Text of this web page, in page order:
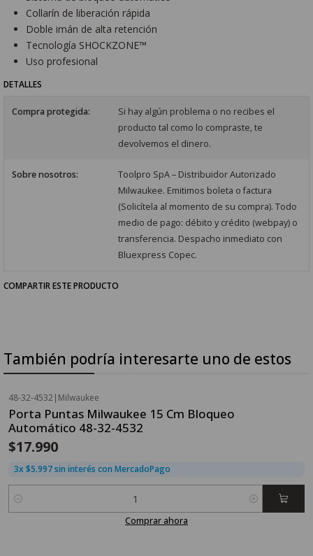
Collarín de liberación rápida
Doble imán de alta retención
Tecnología SHOCKZONE™
Uso profesional
DETALLES
Compra protegida:
Si hay algún problema o no recibes el
producto tal como lo compraste, te
devolvemos el dinero.
Sobre nosotros:
Toolpro SpA – Distribuidor Autorizado
Milwaukee. Emitimos boleta o factura
(Solicítela al momento de su compra). Todo
medio de pago: débito y crédito (webpay) o
transferencia. Despacho inmediato con
Bluexpress Copec.
COMPARTIR ESTE PRODUCTO
También podría interesarte uno de estos
48-32-4532 | Milwaukee
Porta Puntas Milwaukee 15 Cm Bloqueo
Automático 48-32-4532
$17.990
3x $5.997 sin interés con MercadoPago
Cantidad
Comprar ahora